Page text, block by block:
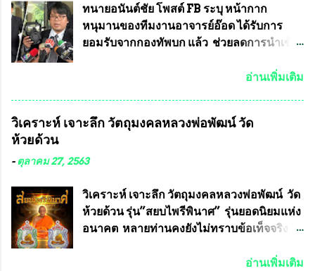
ทนายอนันต์ชัย โพสต์ FB ระบุ หน้ากาก
หนุมานของทีมงานอาจารย์อ๊อด ได้รับการ
ยอมรับจากกองทัพบก แล้ว ช่วยลดการนำเข้า
เดช ทนายความชื่อดัง ได้โพสต์ข้อความใน
อาจารย์อ๊อด อาจารย์ประจำภาควิชาเคมี
มหาวิทยาลัยเกษตรศาสตร์ และทีมงานนักวิจัย
ทหาร ( หน้ากากหนุมาน ) ซึ่งทีมงานนักวิจัย
ของอาจารย์อ๊อด เล็งเห็นว่า หน้ากากป้องกัน
สารพิษทางทหาร ถ้าสามารถผลิตได้ใน
พิษทางทหารไม่ต้องนำเข้า ไม่ต้องเปลืองงบ
อ่านเพิ่มเติม
วิเคราะห์ เจาะลึก วัตถุมงคลหลวงพ่อพัฒน์ วัด
ห้วยด้วน
-ตุลาคม 27, 2563
วิเคราะห์ เจาะลึก วัตถุมงคลหลวงพ่อพัฒน์ วัด
ห้วยด้วน รุ่น”สยบไพรีพินาศ” รุ่นยอดนิยมแห่ง
อนาคต หลายท่านคงยังไม่ทราบข้อเท็จจริงว่า
พระเครื่องพระบูชาไทย บรรจุให้มีในรายการ
อ่านเพิ่มเติม